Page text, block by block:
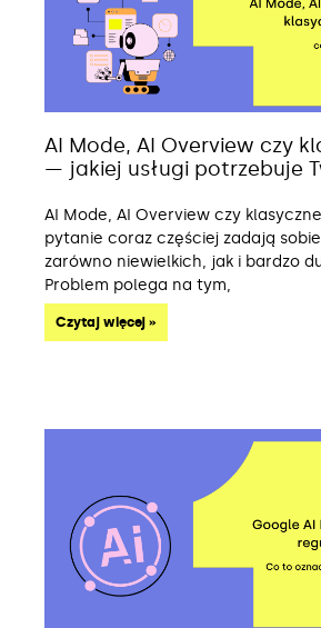
AI Mode, AI Overview czy
— jakiej usługi potrzebuje
AI Mode, AI Overview czy klasyczne
pytanie coraz częściej zadają
zarówno niewielkich, jak i bardzo
Problem polega na tym,
Czytaj więcej »